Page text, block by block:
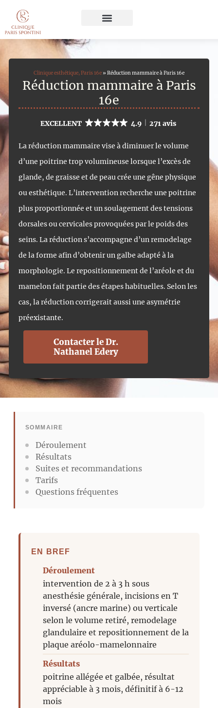
Clinique esthétique, Paris 16e » Réduction mammaire à Paris 16e
Réduction mammaire à Paris
16e
EXCELLENT 4.9 271 avis
La réduction mammaire vise à diminuer le volume
d’une poitrine trop volumineuse lorsque l’excès de
glande, de graisse et de peau crée une gêne physique
ou esthétique. L’intervention recherche une poitrine
plus proportionnée et un soulagement des tensions
dorsales ou cervicales provoquées par le poids des
seins. La réduction s’accompagne d’un remodelage
de la forme afin d’obtenir un galbe adapté à la
morphologie. Le repositionnement de l’aréole et du
mamelon fait partie des étapes habituelles. Selon les
cas, la réduction corrigerait aussi une asymétrie
préexistante.
Contacter le Dr.
Nathanel Edery
SOMMAIRE
Déroulement
Résultats
Suites et recommandations
Tarifs
Questions fréquentes
EN BREF
Déroulement
intervention de 2 à 3 h sous
anesthésie générale, incisions en T
inversé (ancre marine) ou verticale
selon le volume retiré, remodelage
glandulaire et repositionnement de la
plaque aréolo-mamelonnaire
Résultats
poitrine allégée et galbée, résultat
appréciable à 3 mois, définitif à 6-12
mois